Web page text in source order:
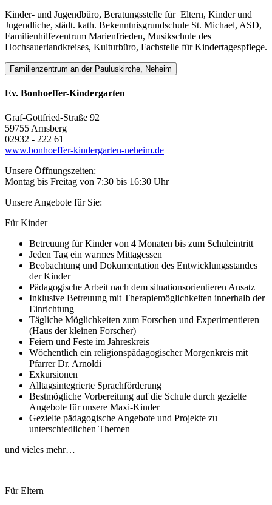
Kinder- und Jugendbüro, Beratungsstelle für Eltern, Kinder und
Jugendliche, städt. kath. Bekenntnisgrundschule St. Michael, ASD,
Familienhilfezentrum Marienfrieden, Musikschule des
Hochsauerlandkreises, Kulturbüro, Fachstelle für Kindertagespflege.
Familienzentrum an der Pauluskirche, Neheim
Ev. Bonhoeffer-Kindergarten
Graf-Gottfried-Straße 92
59755 Arnsberg
02932 - 222 61
www.bonhoeffer-kindergarten-neheim.de
Unsere Öffnungszeiten:
Montag bis Freitag von 7:30 bis 16:30 Uhr
Unsere Angebote für Sie:
Für Kinder
Betreuung für Kinder von 4 Monaten bis zum Schuleintritt
Jeden Tag ein warmes Mittagessen
Beobachtung und Dokumentation des Entwicklungsstandes
der Kinder
Pädagogische Arbeit nach dem situationsorientieren Ansatz
Inklusive Betreuung mit Therapiemöglichkeiten innerhalb der
Einrichtung
Tägliche Möglichkeiten zum Forschen und Experimentieren
(Haus der kleinen Forscher)
Feiern und Feste im Jahreskreis
Wöchentlich ein religionspädagogischer Morgenkreis mit
Pfarrer Dr. Arnoldi
Exkursionen
Alltagsintegrierte Sprachförderung
Bestmögliche Vorbereitung auf die Schule durch gezielte
Angebote für unsere Maxi-Kinder
Gezielte pädagogische Angebote und Projekte zu
unterschiedlichen Themen
und vieles mehr…
Für Eltern